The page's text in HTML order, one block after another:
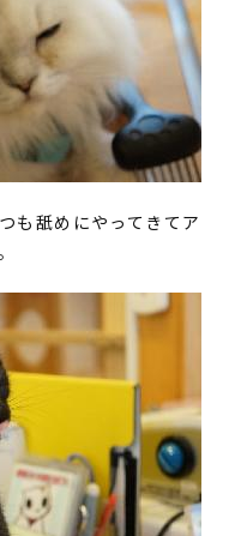
も舐めにやってきてア